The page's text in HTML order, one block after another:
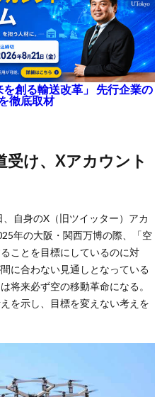
創る輸送改革」 先行企業の
徹底取材
自身のX（旧ツイッター）アカ
年の大阪・関西万博の際、「空
ことを目標にしているのに対
に合わない見通しとなっている
将来必ず空の移動革命になる。
を示し、目標を変えない考えを